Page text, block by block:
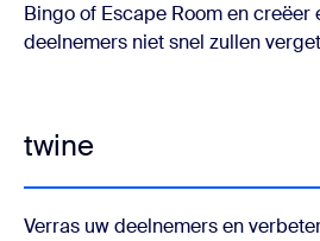
Bingo of Escape Room en creëer
deelnemers niet snel zullen
twine
Verras uw deelnemers en